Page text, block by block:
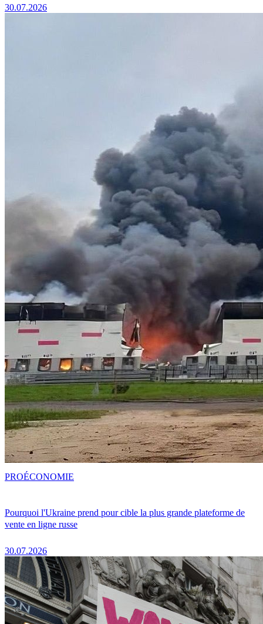
30.07.2026
Pourquoi l'Ukraine prend pour cible la plus grande plateforme de
vente en ligne russe
30.07.2026
PROÉCONOMIE